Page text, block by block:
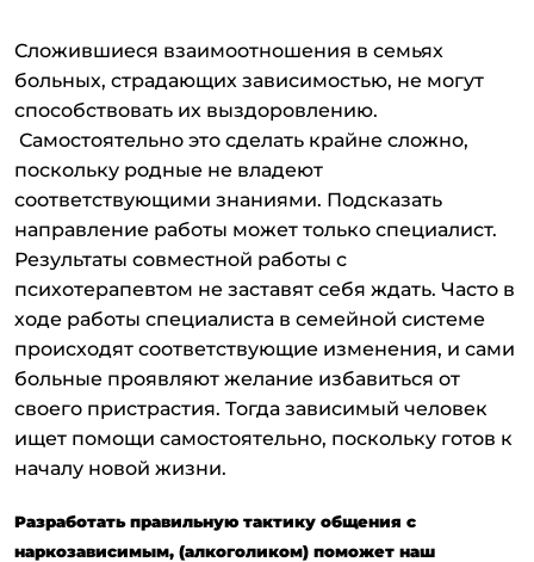
Сложившиеся взаимоотношения в семьях
больных, страдающих зависимостью, не могут
способствовать их выздоровлению.
Самостоятельно это сделать крайне сложно,
поскольку родные не владеют
соответствующими знаниями. Подсказать
направление работы может только специалист.
Результаты совместной работы с
психотерапевтом не заставят себя ждать. Часто в
ходе работы специалиста в семейной системе
происходят соответствующие изменения, и сами
больные проявляют желание избавиться от
своего пристрастия. Тогда зависимый человек
ищет помощи самостоятельно, поскольку готов к
началу новой жизни.
Разработать правильную тактику общения с
наркозависимым, (алкоголиком) поможет наш